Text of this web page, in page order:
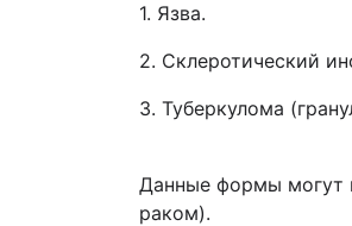
1. Язва.
2. Склеротический
3. Туберкулома
Данные формы могут
раком).